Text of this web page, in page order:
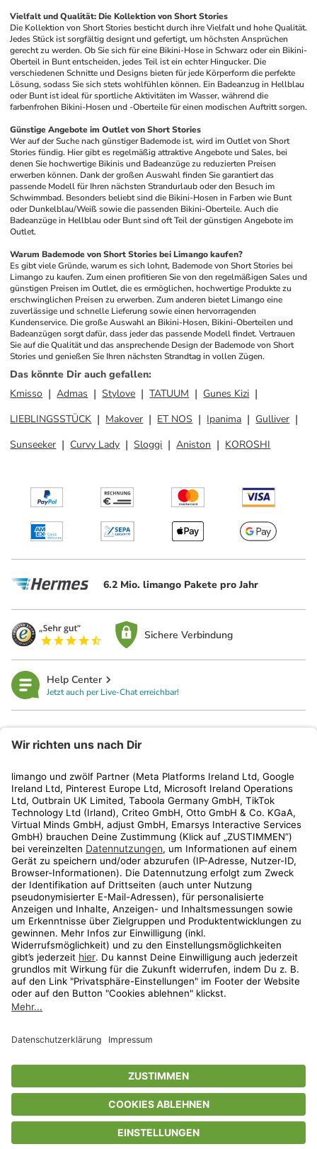
Vielfalt und Qualität: Die Kollektion von Short Stories
Die Kollektion von Short Stories besticht durch ihre Vielfalt und hohe Qualität.
Jedes Stück ist sorgfältig designt und gefertigt, um höchsten Ansprüchen
gerecht zu werden. Ob Sie sich für eine Bikini-Hose in Schwarz oder ein Bikini-
Oberteil in Bunt entscheiden, jedes Teil ist ein echter Hingucker. Die
verschiedenen Schnitte und Designs bieten für jede Körperform die perfekte
Lösung, sodass Sie sich stets wohlfühlen können. Ein Badeanzug in Hellblau
oder Bunt ist ideal für sportliche Aktivitäten im Wasser, während die
farbenfrohen Bikini-Hosen und -Oberteile für einen modischen Auftritt sorgen.
Günstige Angebote im Outlet von Short Stories
Wer auf der Suche nach günstiger Bademode ist, wird im Outlet von Short
Stories fündig. Hier gibt es regelmäßig attraktive Angebote und Sales, bei
denen Sie hochwertige Bikinis und Badeanzüge zu reduzierten Preisen
erwerben können. Dank der großen Auswahl finden Sie garantiert das
passende Modell für Ihren nächsten Strandurlaub oder den Besuch im
Schwimmbad. Besonders beliebt sind die Bikini-Hosen in Farben wie Bunt
oder Dunkelblau/Weiß sowie die passenden Bikini-Oberteile. Auch die
Badeanzüge in Hellblau oder Bunt sind oft Teil der günstigen Angebote im
Outlet.
Warum Bademode von Short Stories bei Limango kaufen?
Es gibt viele Gründe, warum es sich lohnt, Bademode von Short Stories bei
Limango zu kaufen. Zum einen profitieren Sie von den regelmäßigen Sales und
günstigen Preisen im Outlet, die es ermöglichen, hochwertige Produkte zu
erschwinglichen Preisen zu erwerben. Zum anderen bietet Limango eine
zuverlässige und schnelle Lieferung sowie einen hervorragenden
Kundenservice. Die große Auswahl an Bikini-Hosen, Bikini-Oberteilen und
Badeanzügen sorgt dafür, dass jeder das passende Modell findet. Vertrauen
Sie auf die Qualität und das ansprechende Design der Bademode von Short
Stories und genießen Sie Ihren nächsten Strandtag in vollen Zügen.
Das könnte Dir auch gefallen:
Kmisso
Admas Stylove TATUUM
Gunes Kizi
LIEBLINGSSTÜCK
Makover ET NOS Ipanima
Gulliver
Sunseeker
Curvy Lady Sloggi Aniston KOROSHI
6.2 Mio. limango Pakete pro Jahr
Sichere Verbindung
Help Center
Jetzt auch per Live-Chat erreichbar!
Kundenservice
Shop
Aktionen
Travel
* Streichpreise entsprechen der unverbindlichen Preisempfehlung des
Herstellers. Prozentangaben beziehen sich auf den Streichpreis.
Freunde-Aktionen findest Du unterwww.limango.de/einladen
ᵇ Gilt nur für von limango versandte Ware (nicht für von Partnern versandte